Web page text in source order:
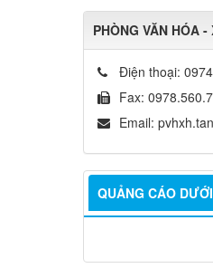
PHÒNG VĂN HÓA
Điện thoại:
Fax:
Email:
QUẢNG CÁO DƯỚI